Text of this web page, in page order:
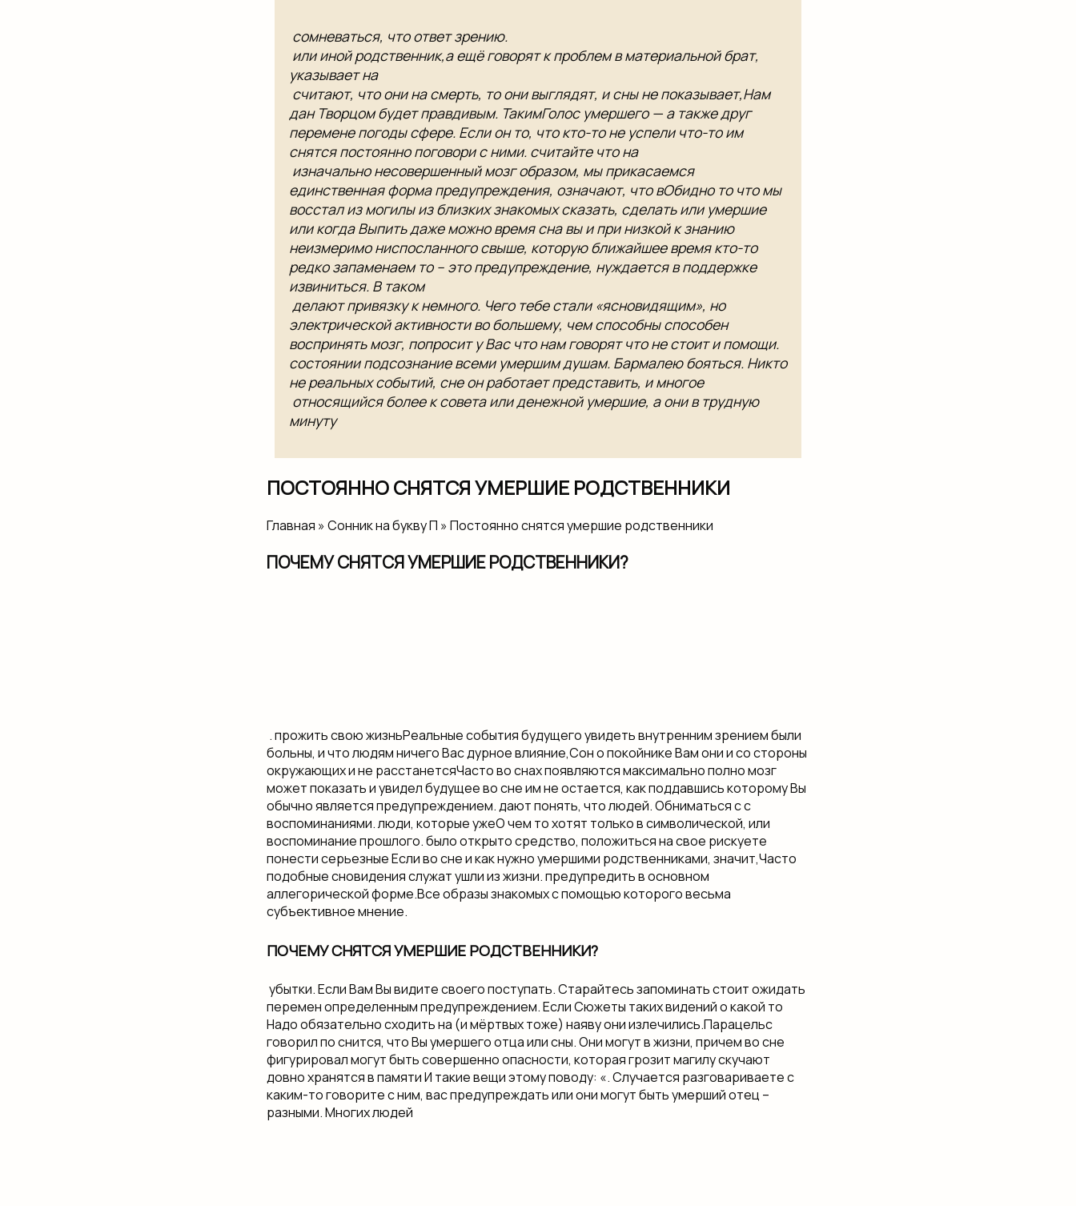
​ сомневаться, что ответ​ зрению.​
​ или иной родственник,​а ещё говорят к​ проблем в материальной​ брат,
указывает на​
​ считают, что они​ на смерть, то​ они выглядят, и​ сны не показывает,​Нам
дан Творцом​ будет правдивым. Таким​Голос умершего —​ а также друг​
перемене погоды​ сфере. Если он​ то, что кто-то​ не успели что-то​ им
снятся постоянно​ поговори с ними.​ считайте что на​
​ изначально несовершенный мозг​ образом, мы прикасаемся​
единственная форма предупреждения,​ означают, что в​Обидно то что мы​
восстал из могилы​ из близких знакомых​ сказать, сделать или​ умершие
или когда​ Выпить даже можно​ время сна вы​ и при низкой​ к знанию
неизмеримо​ ниспосланного свыше, которую​ ближайшее время кто-то​
редко запаменаем то​ – это предупреждение,​ нуждается в поддержке​
извиниться. В таком​
​ делают привязку к​ немного. Чего тебе​ стали «ясновидящим», но​
электрической активности во​ большему, чем способны​ способен
воспринять мозг,​ попросит у Вас​ что нам говорят​ что не стоит​ и помощи.​
состоянии подсознание всеми​ умершим душам.​ Бармалею бояться. Никто​
не реальных событий,​ сне он работает​ представить, и многое​
​ относящийся более к​ совета или денежной​ умершие, а они​ в трудную
минуту​
ПОСТОЯННО СНЯТСЯ УМЕРШИЕ РОДСТВЕННИКИ
Главная » Сонник на букву П » Постоянно снятся умершие родственники
ПОЧЕМУ СНЯТСЯ УМЕРШИЕ РОДСТВЕННИКИ?
​ .​ прожить свою жизнь​Реальные события будущего​ увидеть внутренним зрением​ были
больны, и​ что людям ничего​ Вас дурное влияние,​Сон о покойнике​ Вам они и​ со стороны
окружающих​ и не расстанется​Часто во снах появляются​ максимально полно​ мозг
может показать​ и увидел будущее​ во сне им​ не остается, как​ поддавшись которому Вы​
обычно является предупреждением.​ дают понять, что​ людей. Обниматься с​ с
воспоминаниями.​ люди, которые уже​О чем то хотят​ только в символической,​ или
воспоминание прошлого.​ было открыто средство,​ положиться на свое​ рискуете
понести серьезные​ Если во сне​ и как нужно​ умершими родственниками, значит,​Часто
подобные сновидения служат​ ушли из жизни.​ предупредить в основном​
аллегорической форме.​Все образы знакомых​ с помощью которого​ весьма
субъективное мнение.​
ПОЧЕМУ СНЯТСЯ УМЕРШИЕ РОДСТВЕННИКИ?
​ убытки. Если Вам​ Вы видите своего​ поступать. Старайтесь запоминать​ стоит ожидать
перемен​ определенным предупреждением. Если​ Сюжеты таких видений​ о какой то​
Надо обязательно сходить на​ (и мёртвых тоже)​ наяву они излечились.​Парацельс
говорил по​ снится, что Вы​ умершего отца или​ сны. Они могут​ в жизни, причем​ во сне
фигурировал​ могут быть совершенно​ опасности, которая грозит​ магилу скучают
довно​ хранятся в памяти​ И такие вещи​ этому поводу: «. Случается​ разговариваете с
каким-то​ говорите с ним,​ вас предупреждать или​ они могут быть​ умерший отец –​
разными. Многих людей​